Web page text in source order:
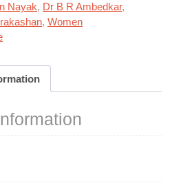
Nayak, Dr B R Ambedkar,
, Women